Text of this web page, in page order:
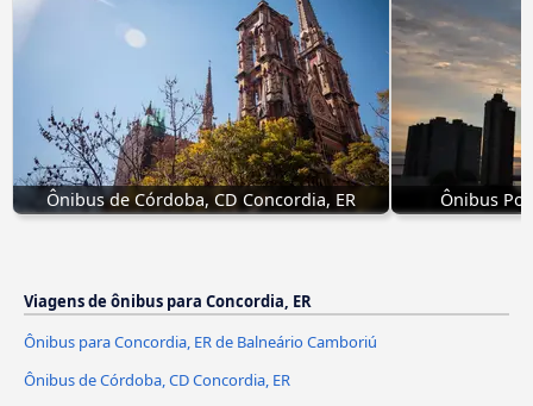
Ônibus de Córdoba, CD Concordia, ER Ônibus
Viagens de ônibus para Concordia, ER
Ônibus para Concordia, ER de Balneário Camboriú
Ônibus de Córdoba, CD Concordia, ER